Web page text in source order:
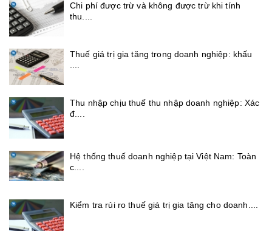
Chi phí được trừ và không được trừ khi tính
thu....
Thuế giá trị gia tăng trong doanh nghiệp: khấu
....
Thu nhập chịu thuế thu nhập doanh nghiệp: Xác
đ....
Hệ thống thuế doanh nghiệp tại Việt Nam: Toàn
c....
Kiểm tra rủi ro thuế giá trị gia tăng cho doanh....